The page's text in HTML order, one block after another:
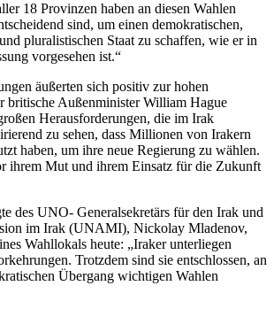
18 Provinzen haben an diesen Wahlen
sind, um einen demokratischen,
pluralistischen Staat zu schaffen, wie er in
vorgesehen ist.“
äußerten sich positiv zur hohen
britische Außenminister William Hague
Herausforderungen, die im Irak
zu sehen, dass Millionen von Irakern
haben, um ihre neue Regierung zu wählen.
ihrem Mut und ihrem Einsatz für die Zukunft
des UNO- Generalsekretärs für den Irak und
im Irak (UNAMI), Nickolay Mladenov,
Wahllokals heute: „Iraker unterliegen
Trotzdem sind sie entschlossen, an
Übergang wichtigen Wahlen